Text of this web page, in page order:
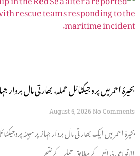
بحیرۂ احمر میں پروجیکٹائل حملہ، بھارتی مال بردار
August 5, 2026 No Comments
بحیرۂ احمر میں ایک بھارتی مال بردار جہاز پر مبینہ
الاقوامی ذرائع کے مطابق حملے کے نتیجے